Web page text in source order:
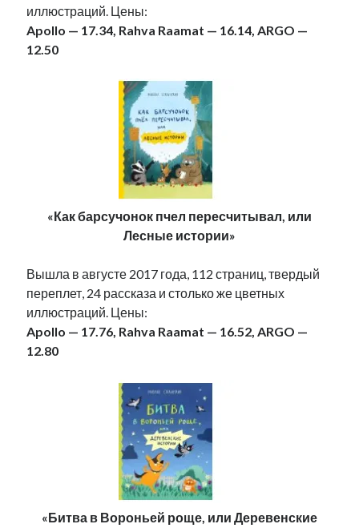
иллюстраций. Цены:
Apollo — 17.34, Rahva Raamat — 16.14, ARGO —
12.50
«Как барсучонок пчел пересчитывал, или
Лесные истории»
Вышла в августе 2017 года, 112 страниц, твердый
переплет, 24 рассказа и столько же цветных
иллюстраций. Цены:
Apollo — 17.76, Rahva Raamat — 16.52, ARGO —
12.80
«Битва в Вороньей роще, или Деревенские